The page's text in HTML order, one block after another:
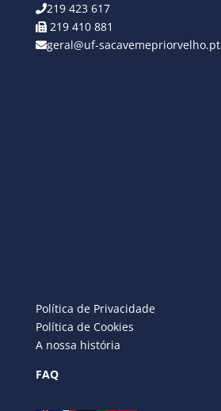
219 423 617
219 410 881
geral@uf-sacavemepriorvelho.pt
Política de Privacidade
Política de Cookies
A nossa história
FAQ